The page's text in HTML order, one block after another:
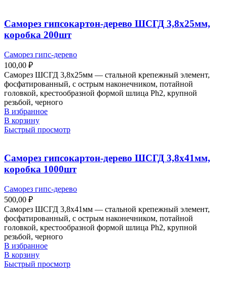
Саморез гипсокартон-дерево ШСГД 3,8х25мм,
коробка 200шт
Саморез гипс-дерево
100,00 ₽
Саморез ШСГД 3,8х25мм — стальной крепежный элемент,
фосфатированный, с острым наконечником, потайной
головкой, крестообразной формой шлица Ph2, крупной
резьбой, черного
В избранное
В корзину
Быстрый просмотр
Саморез гипсокартон-дерево ШСГД 3,8х41мм,
коробка 1000шт
Саморез гипс-дерево
500,00 ₽
Саморез ШСГД 3,8х41мм — стальной крепежный элемент,
фосфатированный, с острым наконечником, потайной
головкой, крестообразной формой шлица Ph2, крупной
резьбой, черного
В избранное
В корзину
Быстрый просмотр